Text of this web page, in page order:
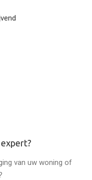
van uw woning of